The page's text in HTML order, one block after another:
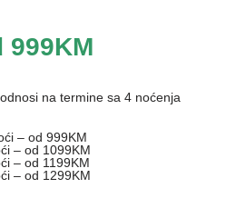
999KM
na termine sa 4 noćenja
– od 999KM
– od 1099KM
– od 1199KM
– od 1299KM